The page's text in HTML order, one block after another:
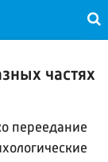
частях
переедание